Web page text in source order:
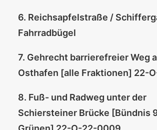
6. Reichsapfelstraße /
Fahrradbügel
7. Gehrecht barrierefreier Weg
Osthafen [alle Fraktionen] 22-
8. Fuß- und Radweg unter der
Schiersteiner Brücke [Bündnis